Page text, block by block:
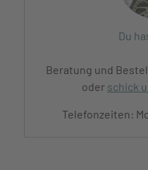
Du
Beratung und
oder schick
Telefonzeiten: